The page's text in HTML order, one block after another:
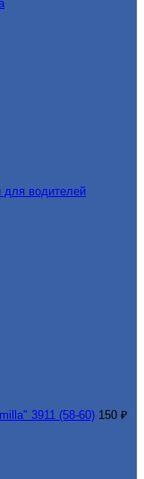
для водителей
3911 (58-60) 150 ₽